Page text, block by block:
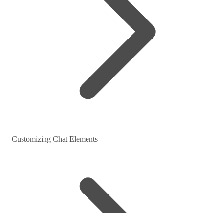
Customizing Chat Elements